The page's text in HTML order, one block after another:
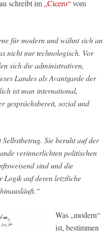
schreibt im „Cicero“vom
für modern und wähnt sich an
nicht nur technologisch. Vor
sich die administrativen,
Landes als Avantgarde der
ist man international,
gesprächsbereit, sozial und
Sie beruht auf der
verinnerlichten politischen
sind und die
Logik auf deren letztliche
Was „modern“
ist, bestimmen